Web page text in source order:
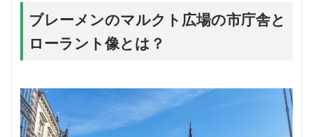
ブレーメンのマルクト広場の市庁舎と
ローラント像とは？